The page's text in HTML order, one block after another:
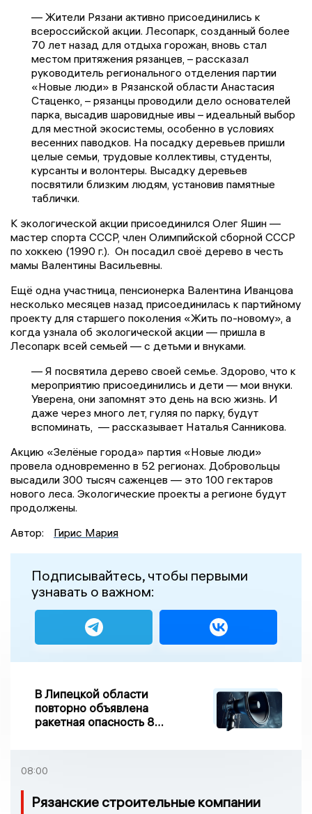
— Жители Рязани активно присоединились к
всероссийской акции. Лесопарк, созданный более
70 лет назад для отдыха горожан, вновь стал
местом притяжения рязанцев, – рассказал
руководитель регионального отделения партии
«Новые люди» в Рязанской области Анастасия
Стаценко, – рязанцы проводили дело основателей
парка, высадив шаровидные ивы – идеальный выбор
для местной экосистемы, особенно в условиях
весенних паводков. На посадку деревьев пришли
целые семьи, трудовые коллективы, студенты,
курсанты и волонтеры. Высадку деревьев
посвятили близким людям, установив памятные
таблички.
К экологической акции присоединился Олег Яшин —
мастер спорта СССР, член Олимпийской сборной СССР
по хоккею (1990 г.). Он посадил своё дерево в честь
мамы Валентины Васильевны.
Ещё одна участница, пенсионерка Валентина Иванцова
несколько месяцев назад присоединилась к партийному
проекту для старшего поколения «Жить по-новому», а
когда узнала об экологической акции — пришла в
Лесопарк всей семьей — с детьми и внуками.
— Я посвятила дерево своей семье. Здорово, что к
мероприятию присоединились и дети — мои внуки.
Уверена, они запомнят это день на всю жизнь. И
даже через много лет, гуляя по парку, будут
вспоминать, — рассказывает Наталья Санникова.
Акцию «Зелёные города» партия «Новые люди»
провела одновременно в 52 регионах. Добровольцы
высадили 300 тысяч саженцев — это 100 гектаров
нового леса. Экологические проекты а регионе будут
продолжены.
Автор:
Гирис Мария
Подписывайтесь, чтобы первыми
узнавать о важном:
В Липецкой области
повторно объявлена
ракетная опасность 8
08:00
Рязанские строительные компании